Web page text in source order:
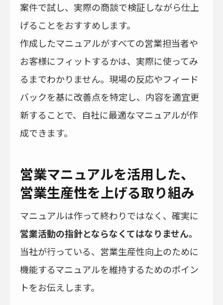
案件で試し、実際の商談で検証しながら仕上
げることをおすすめします。
作成したマニュアルがすべての営業担当者や
お客様にフィットするかは、実際に使ってみ
るまでわかりません。現場の反応やフィード
バックを基に改善点を特定し、内容を適宜更
新することで、自社に最適なマニュアルが作
成できます。
営業マニュアルを活用した、
営業生産性を上げる取り組み
マニュアルは作って終わりではなく、確実に
営業活動の指針とならなくてはなりません。
当社が行っている、営業生産性向上のために
機能するマニュアルを維持するためのポイン
トをお伝えします。